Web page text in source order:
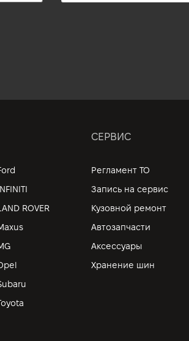
ROVER
СЕРВИС
Регламент ТО
Запись на сервис
Кузовной ремонт
Автозапчасти
Аксессуары
Хранение шин